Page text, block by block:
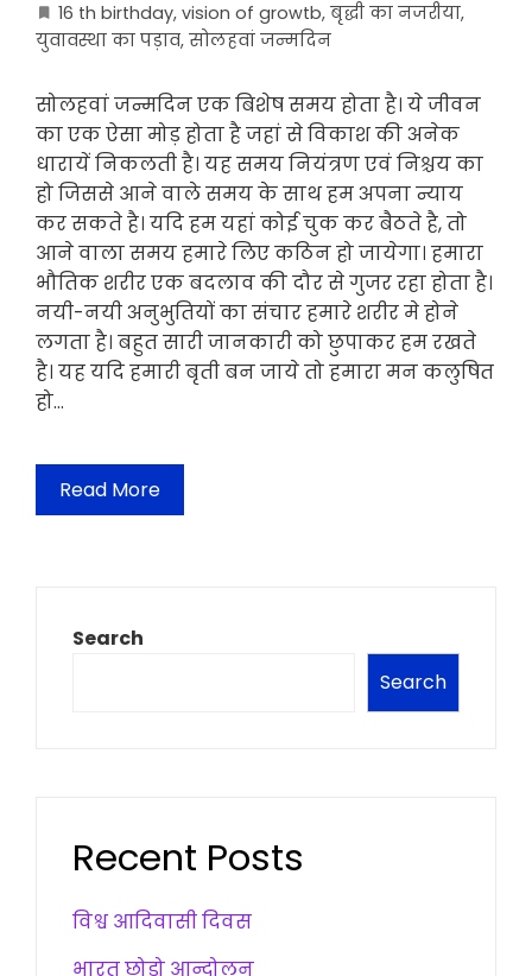
16 th birthday, vision of growtb, बृद्धी का नजरीया,
युवावस्था का पड़ाव, सोलहवां जन्मदिन
सोलहवां जन्मदिन एक बिशेष समय होता है। ये जीवन
का एक ऐसा मोड़ होता है जहां से विकाश की अनेक
धारायें निकलती है। यह समय नियंत्रण एवं निश्चय का
हो जिससे आने वाले समय के साथ हम अपना न्याय
कर सकते है। यदि हम यहां कोई चुक कर बैठते है, तो
आने वाला समय हमारे लिए कठिन हो जायेगा। हमारा
भौतिक शरीर एक बदलाव की दौर से गुजर रहा होता है।
नयी-नयी अनुभुतियों का संचार हमारे शरीर मे होने
लगता है। बहुत सारी जानकारी को छुपाकर हम रखते
है। यह यदि हमारी बृती बन जाये तो हमारा मन कलुषित
हो…
Read More
Search
Search
Recent Posts
विश्व आदिवासी दिवस
भारत छोड़ो आन्दोलन